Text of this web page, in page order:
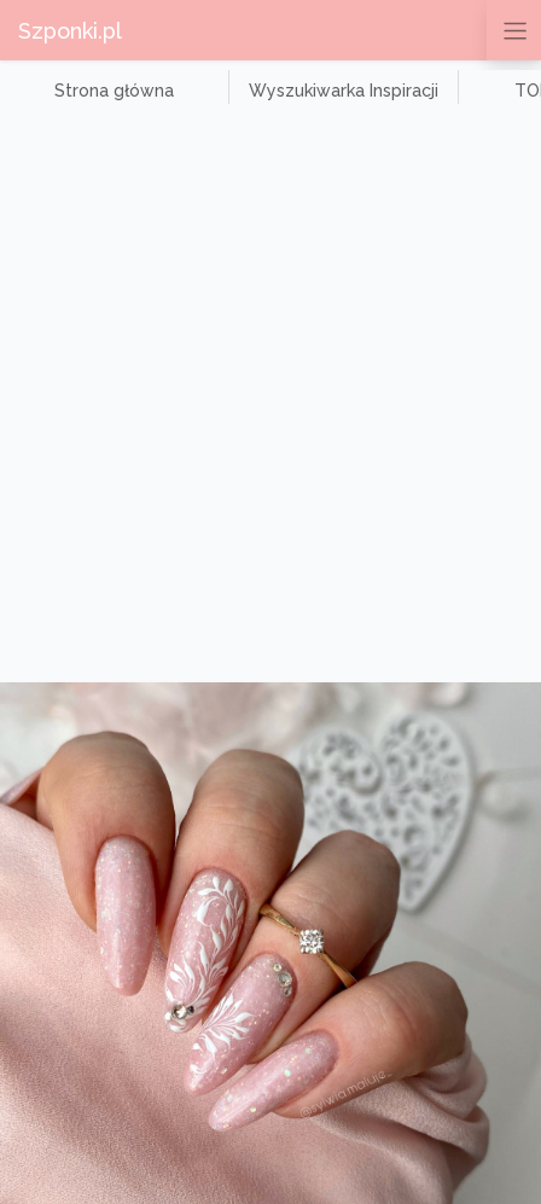
Szponki.pl
Strona główna Wyszukiwarka Inspiracji